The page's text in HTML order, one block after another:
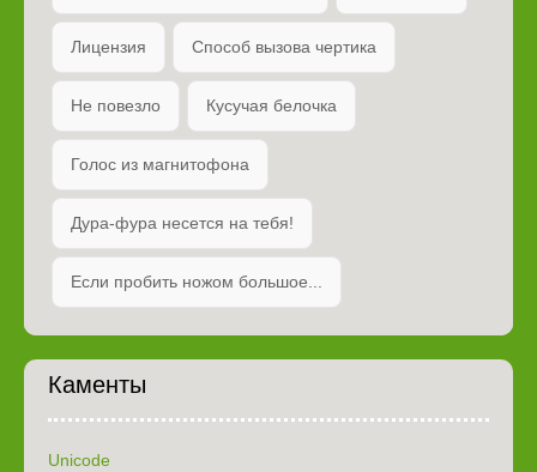
Лицензия Способ вызова чертика
Не повезло Кусучая белочка
Голос из магнитофона
Дура-фура несется на тебя!
Если пробить ножом большое...
Каменты
Unicode